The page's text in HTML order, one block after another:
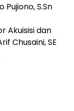
S.Sn
Akuisisi dan
Chusaini, SE